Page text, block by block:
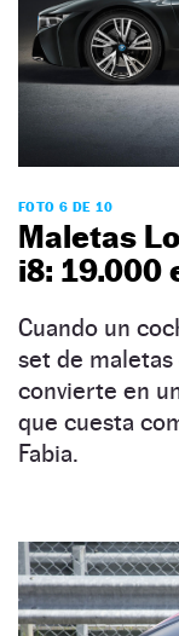
FOTO 6 DE 10
Maletas
i8: 19.000
Cuando un
set de
convierte en
que cuesta
Fabia.